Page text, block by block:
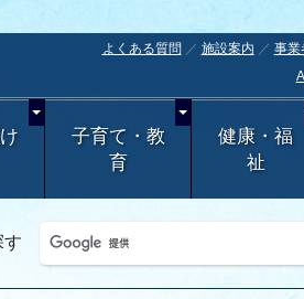
よくある質問 施設案内 事業
子育て・教
育
健康・福
祉
す